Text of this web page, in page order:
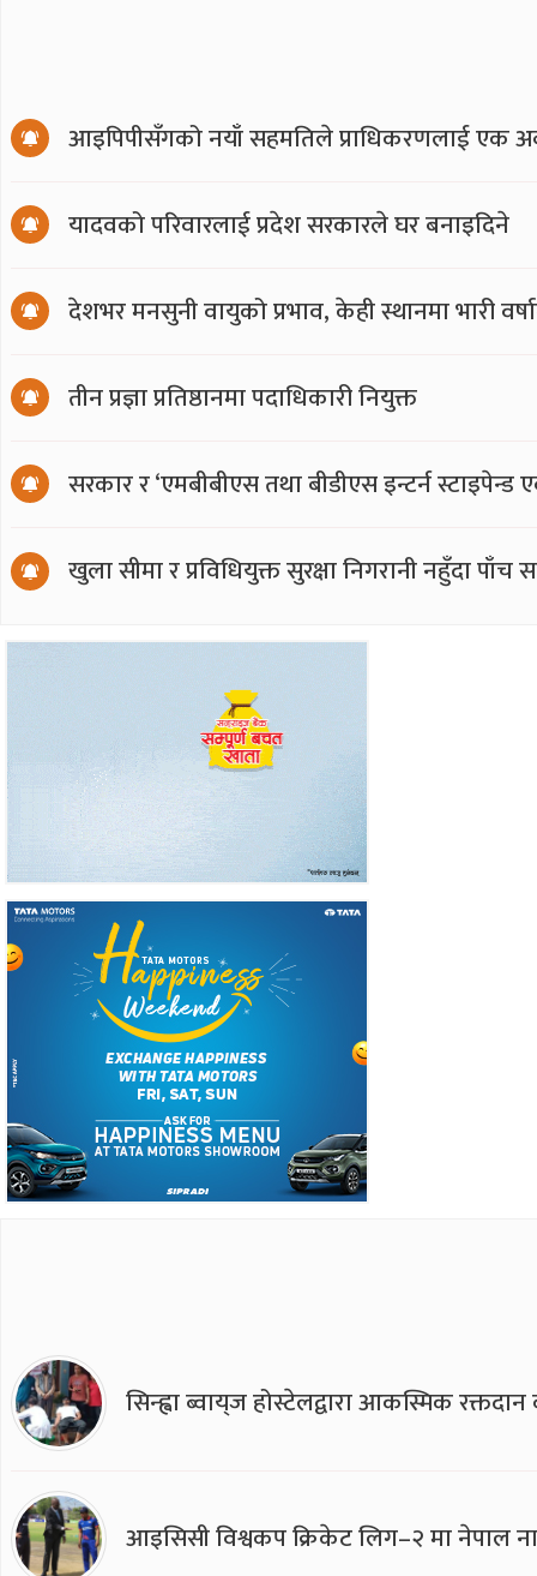
आइपिपीसँगको नयाँ सहमतिले प्राधिकरणलाई एक
यादवको परिवारलाई प्रदेश सरकारले घर बनाइदिने
देशभर मनसुनी वायुको प्रभाव, केही स्थानमा भारी
तीन प्रज्ञा प्रतिष्ठानमा पदाधिकारी नियुक्त
सरकार र ‘एमबीबीएस तथा बीडीएस इन्टर्न
खुला सीमा र प्रविधियुक्त सुरक्षा निगरानी नहुँदा पाँच
सिन्ह्वा ब्वाय्‌ज होस्टेलद्वारा आकस्मिक
आइसिसी विश्वकप क्रिकेट लिग–२ मा नेपाल